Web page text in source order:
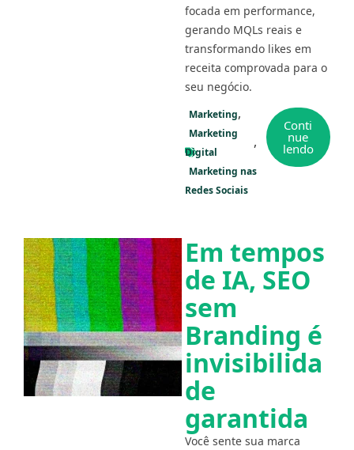
focada em performance,
gerando MQLs reais e
transformando likes em
receita comprovada para o
seu negócio.
Marketing
Marketing
Digital
Marketing nas
Redes Sociais
Conti
nue
lendo
Em tempos
de IA, SEO
sem
Branding é
invisibilida
de
garantida
Você sente sua marca